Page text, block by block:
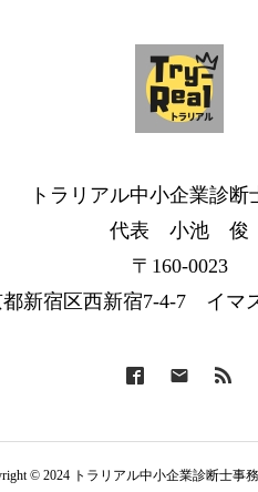
トラリアル中小企業診断
代表 小池 俊
〒160-0023
都新宿区西新宿7-4-7 イマ
© 2024 トラリアル中小企業診断士事務